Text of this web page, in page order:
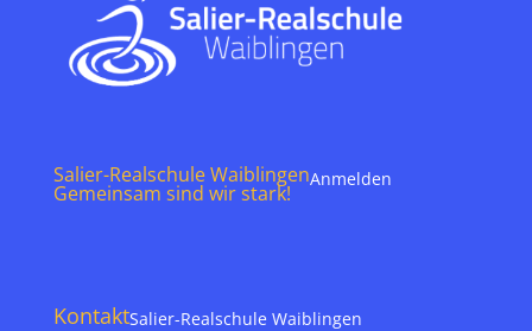
Salier-Realschule Waiblingen
Gemeinsam sind wir stark!
Anmelden
KontaktSalier-Realschule Waiblingen